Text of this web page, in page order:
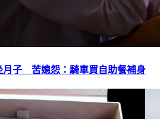
月子 苦媳怨：騎車買自助餐補身